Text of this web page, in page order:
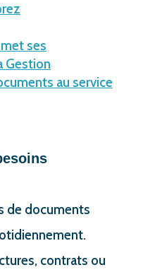
ses
Gestion
au service
de documents
contrats ou